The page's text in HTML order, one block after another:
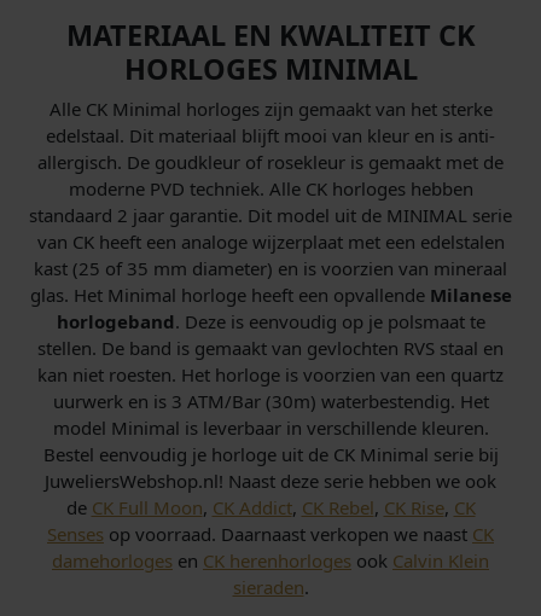
MATERIAAL EN KWALITEIT CK
HORLOGES MINIMAL
Alle CK Minimal horloges zijn gemaakt van het sterke
edelstaal. Dit materiaal blijft mooi van kleur en is anti-
allergisch. De goudkleur of rosekleur is gemaakt met de
moderne PVD techniek. Alle CK horloges hebben
standaard 2 jaar garantie. Dit model uit de MINIMAL serie
van CK heeft een analoge wijzerplaat met een edelstalen
kast (25 of 35 mm diameter) en is voorzien van mineraal
glas. Het Minimal horloge heeft een opvallende Milanese
horlogeband. Deze is eenvoudig op je polsmaat te
stellen. De band is gemaakt van gevlochten RVS staal en
kan niet roesten. Het horloge is voorzien van een quartz
uurwerk en is 3 ATM/Bar (30m) waterbestendig. Het
model Minimal is leverbaar in verschillende kleuren.
Bestel eenvoudig je horloge uit de CK Minimal serie bij
JuweliersWebshop.nl! Naast deze serie hebben we ook
de CK Full Moon, CK Addict, CK Rebel, CK Rise, CK
Senses op voorraad. Daarnaast verkopen we naast CK
damehorloges en CK herenhorloges ook Calvin Klein
sieraden.